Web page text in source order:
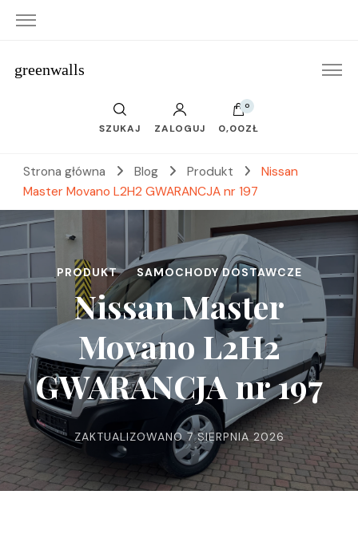
greenwalls
SZUKAJ ZALOGUJ
0
0,00ZŁ
Strona główna Blog Produkt
Nissan
Master Movano L2H2 GWARANCJA nr 197
PRODUKT SAMOCHODY DOSTAWCZE
Nissan Master
Movano L2H2
GWARANCJA nr 197
ZAKTUALIZOWANO7 SIERPNIA 2026